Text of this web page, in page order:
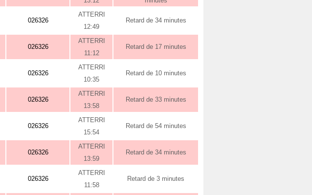
026326
ATTERRI
12:49
Retard de 34 minutes
026326
ATTERRI
11:12
Retard de 17 minutes
026326
ATTERRI
10:35
Retard de 10 minutes
026326
ATTERRI
13:58
Retard de 33 minutes
026326
ATTERRI
15:54
Retard de 54 minutes
026326
ATTERRI
13:59
Retard de 34 minutes
026326
ATTERRI
11:58
Retard de 3 minutes